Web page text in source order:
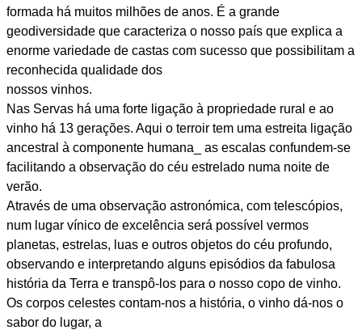
formada há muitos milhões de anos. É a grande
geodiversidade que caracteriza o nosso país que explica a
enorme variedade de castas com sucesso que possibilitam a
reconhecida qualidade dos
nossos vinhos.
Nas Servas há uma forte ligação à propriedade rural e ao
vinho há 13 gerações. Aqui o terroir tem uma estreita ligação
ancestral à componente humana_ as escalas confundem-se
facilitando a observação do céu estrelado numa noite de
verão.
Através de uma observação astronómica, com telescópios,
num lugar vínico de excelência será possível vermos
planetas, estrelas, luas e outros objetos do céu profundo,
observando e interpretando alguns episódios da fabulosa
história da Terra e transpô-los para o nosso copo de vinho.
Os corpos celestes contam-nos a história, o vinho dá-nos o
sabor do lugar, a